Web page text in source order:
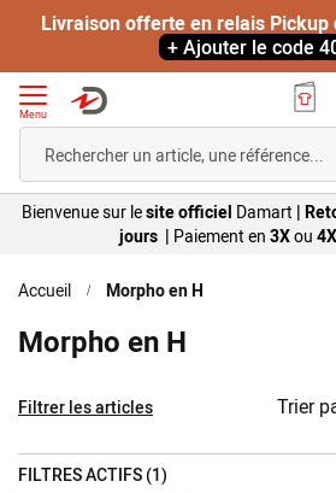
Livraison offerte en relais Pickup
+ Ajouter le code
Menu
Bienvenue sur lesite officiel Damart |
jours | Paiement en 3Xou 4X
Accueil Morpho en H
Morpho en H
Trier
Filtrer les articles
FILTRES ACTIFS (1)